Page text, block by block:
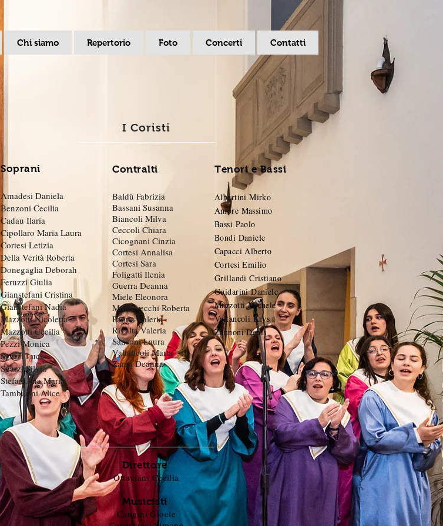
Chi siamo Repertorio Foto Concerti Contatti
I Coristi
Soprani
Amadesi Daniela
Benzoni Cecilia
Cadau Ilaria
Cipollaro Maria Laura
Cortesi Letizia
Della Verità Roberta
Donegaglia Deborah
Feruzzi Giulia
Gianstefani Cristina
Gianstefani Nadia
Mazzotti Nicoletta
Mazzotti Cecilia
Pezzi Monica
Sgarzi Lucia
Sgarzi Silvia
Stefan Ana Maria
Tamburini Alice
Contralti
Baldù Fabrizia
Bassani Susanna
Biancoli Milva
Ceccoli Chiara
Cicognani Cinzia
Cortesi Annalisa
Cortesi Sara
Foligatti Ilenia
Guerra Deanna
Miele Eleonora
Montevecchi Roberta
Paone Valeria
Rivalta Valeria
Sansoni Laura
Valtancoli Marta
Zama Deanna
Tenori e Bassi
Albertini Mirko
Amore Massimo
Bassi Paolo
Bondi Daniele
Capacci Alberto
Cortesi Emilio
Grillandi Cristiano
Guidarini Daniele
Mazzotti Michele
Valtancoli Krys
Zannoni Denis
Direttore
Ottaviani Cecilia
Musicisti
Cangini Gioele